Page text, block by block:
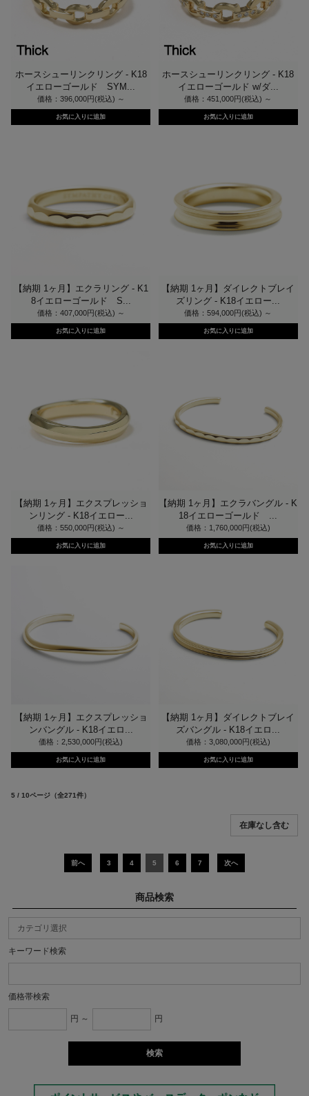
ホースシューリンクリング - K18
イエローゴールド SYM...
価格：396,000円(税込) ～
ホースシューリンクリング - K18
イエローゴールド w/ダ...
価格：451,000円(税込) ～
【納期 1ヶ月】エクラリング - K1
8イエローゴールド S...
価格：407,000円(税込) ～
【納期 1ヶ月】ダイレクトブレイ
ズリング - K18イエロー...
価格：594,000円(税込) ～
【納期 1ヶ月】エクスプレッショ
ンリング - K18イエロー...
価格：550,000円(税込) ～
【納期 1ヶ月】エクラバングル - K
18イエローゴールド ...
価格：1,760,000円(税込)
【納期 1ヶ月】エクスプレッショ
ンバングル - K18イエロ...
価格：2,530,000円(税込)
【納期 1ヶ月】ダイレクトブレイ
ズバングル - K18イエロ...
価格：3,080,000円(税込)
5 / 10ページ （全271件）
前へ 3 4 5 6 7 次へ
商品検索
キーワード検索
価格帯検索
円 ～ 円